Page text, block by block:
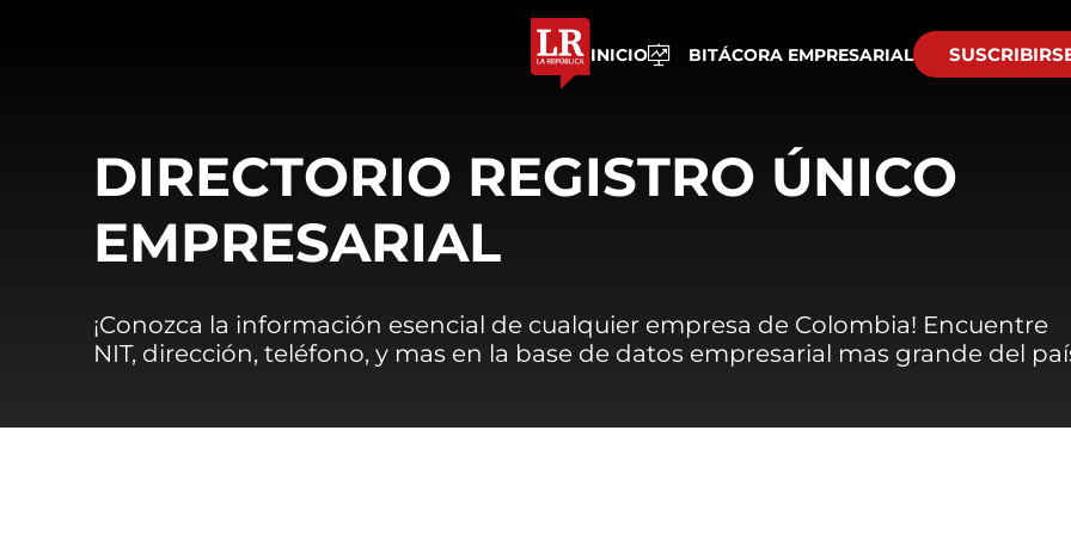
INICIO BITÁCORA EMPRESARIAL
DIRECTORIO REGISTRO ÚNICO
EMPRESARIAL
¡Conozca la información esencial de cualquier empresa de Colombia! Encuentre
NIT, dirección, teléfono, y mas en la base de datos empresarial mas grande del